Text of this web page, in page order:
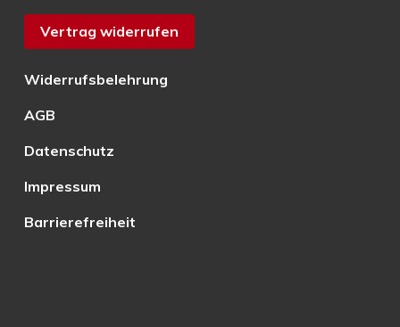
Vertrag widerrufen
Widerrufsbelehrung
AGB
Datenschutz
Impressum
Barrierefreiheit